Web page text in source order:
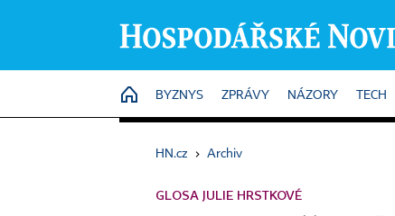
HOME
BYZNYS ZPRÁVY NÁZORY TECH
HN.cz › Archiv
GLOSA JULIE HRSTKOVÉ